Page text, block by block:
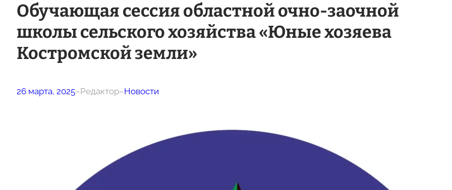
Обучающая сессия областной очно-заочной
школы сельского хозяйства «Юные хозяева
Костромской земли»
26 марта, 2025–Редактор–Новости